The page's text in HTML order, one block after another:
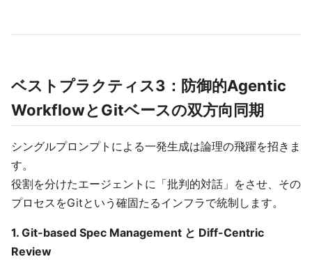
ベストプラクティス3：防御的Agentic
WorkflowとGitベースの双方向同期
シングルプロンプトによる一発生成は論理の飛躍を招きま
す。
役割を分けたエージェントに「批判的対話」をさせ、その
プロセスをGitという確固たるインフラで統制します。
1. Git-based Spec Management と Diff-Centric
Review